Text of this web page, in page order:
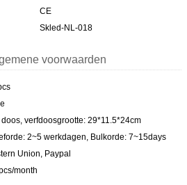
CE
Skled-NL-018
voorwaarden
verfdoosgrootte: 29*11.5*24cm
2~5 werkdagen, Bulkorde: 7~15days
Union, Paypal
month